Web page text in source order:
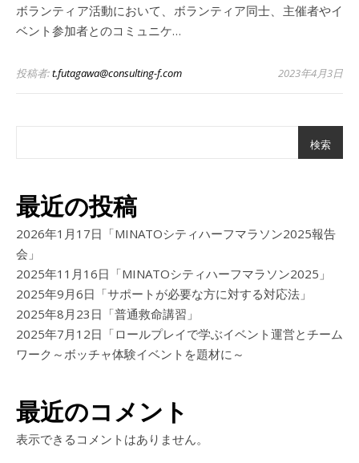
ボランティア活動において、ボランティア同士、主催者やイ
ベント参加者とのコミュニケ…
投稿者:t.futagawa@consulting-f.com 2023年4月3日
検索
最近の投稿
2026年1月17日「MINATOシティハーフマラソン2025報告
会」
2025年11月16日「MINATOシティハーフマラソン2025」
2025年9月6日「サポートが必要な方に対する対応法」
2025年8月23日「普通救命講習」
2025年7月12日「ロールプレイで学ぶイベント運営とチーム
ワーク～ボッチャ体験イベントを題材に～
最近のコメント
表示できるコメントはありません。